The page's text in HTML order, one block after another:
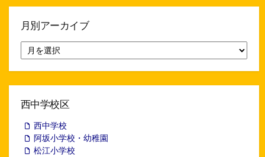
月別アーカイブ
別
ア
イ
西中学校区
西中学校
阿坂小学校・幼稚園
松江小学校